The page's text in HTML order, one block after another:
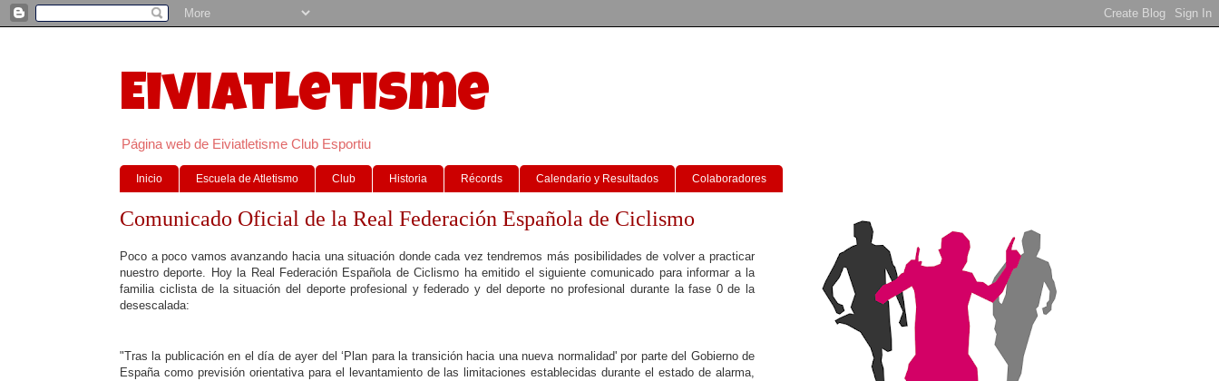
Eiviatletisme
Página web de Eiviatletisme Club Esportiu
Inicio Escuela de Atletismo Club Historia Récords Calendario y Resultados Colaboradores
Comunicado Oficial de la Real Federación Española de Ciclismo
Poco a poco vamos avanzando hacia una situación donde cada vez tendremos más posibilidades de volver a practicar
nuestro deporte. Hoy la Real Federación Española de Ciclismo ha emitido el siguiente comunicado para informar a la
familia ciclista de la situación del deporte profesional y federado y del deporte no profesional durante la fase 0 de la
desescalada:
"Tras la publicación en el día de ayer del ‘Plan para la transición hacia una nueva normalidad' por parte del Gobierno de
España como previsión orientativa para el levantamiento de las limitaciones establecidas durante el estado de alarma,